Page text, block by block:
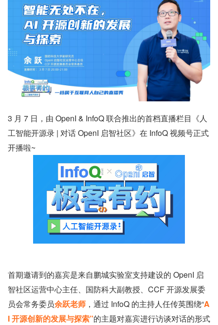
3 月 7 日，由 OpenI & InfoQ 联合推出的首档直播栏目《人
工智能开源录 | 对话 OpenI 启智社区》在 InfoQ 视频号正式
开播啦~
首期邀请到的嘉宾是来自鹏城实验室支持建设的 OpenI 启
智社区运营中心主任、国防科大副教授、CCF 开源发展委
员会常务委员余跃老师 ，通过 InfoQ 的主持人任传英围绕“A
I 开源创新的发展与探索”的主题对嘉宾进行访谈对话的形式